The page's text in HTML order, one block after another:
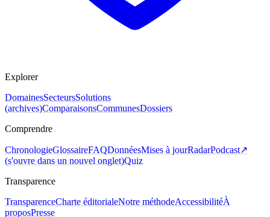
Explorer
DomainesSecteursSolutions
(archives)ComparaisonsCommunesDossiers
Comprendre
ChronologieGlossaireFAQDonnéesMises à jourRadarPodcast↗
(s'ouvre dans un nouvel onglet)Quiz
Transparence
TransparenceCharte éditorialeNotre méthodeAccessibilitéÀ
proposPresse